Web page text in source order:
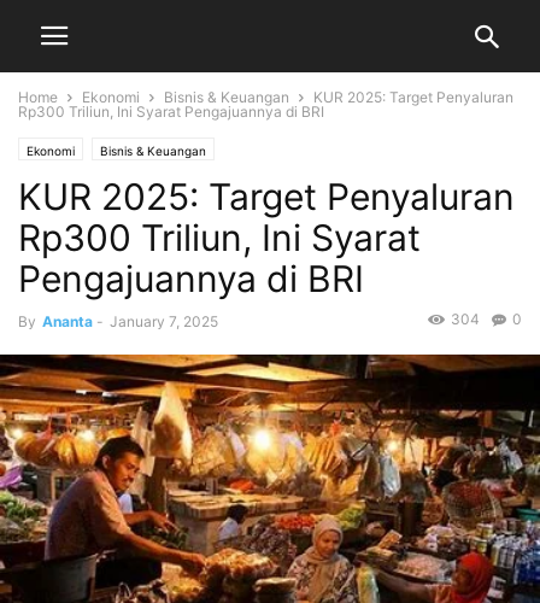
Home Ekonomi Bisnis & Keuangan
KUR 2025: Target Penyaluran
Rp300 Triliun, Ini Syarat Pengajuannya di BRI
Ekonomi Bisnis & Keuangan
KUR 2025: Target Penyaluran
Rp300 Triliun, Ini Syarat
Pengajuannya di BRI
By Ananta - January 7, 2025 0
304